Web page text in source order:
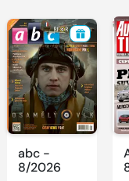
abc -
8/2026